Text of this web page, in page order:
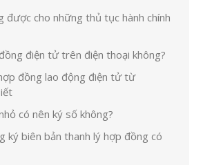
được cho những thủ tục hành chính
điện tử trên điện thoại không?
đồng lao động điện tử từ
có nên ký số không?
ký biên bản thanh lý hợp đồng có